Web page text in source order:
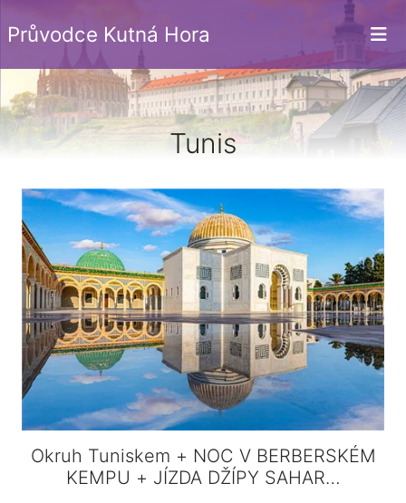
Průvodce Kutná Hora
Tunis
Okruh Tuniskem + NOC V BERBERSKÉM
KEMPU + JÍZDA DŽÍPY SAHAR…